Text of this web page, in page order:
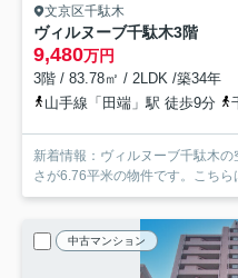
文京区千駄木
ヴィルヌーブ千駄木3階
9,480万円
3階 / 83.78㎡ / 2LDK /築34年
山手線「田端」駅 徒歩9分
新着情報：ヴィルヌーブ千駄木
さが6.76平米の物件です。こちら
中古マンション